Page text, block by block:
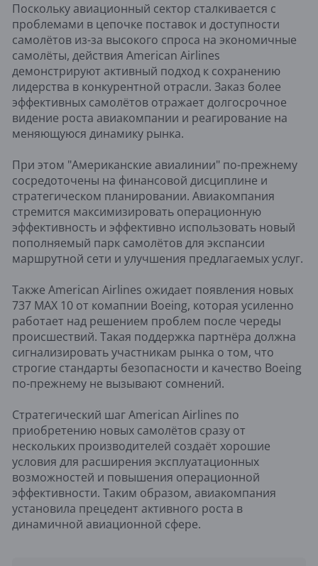
Поскольку авиационный сектор сталкивается с
проблемами в цепочке поставок и доступности
самолётов из-за высокого спроса на экономичные
самолёты, действия American Airlines
демонстрируют активный подход к сохранению
лидерства в конкурентной отрасли. Заказ более
эффективных самолётов отражает долгосрочное
видение роста авиакомпании и реагирование на
меняющуюся динамику рынка.
При этом "Американские авиалинии" по-прежнему
сосредоточены на финансовой дисциплине и
стратегическом планировании. Авиакомпания
стремится максимизировать операционную
эффективность и эффективно использовать новый
пополняемый парк самолётов для экспансии
маршрутной сети и улучшения предлагаемых услуг.
Также American Airlines ожидает появления новых
737 MAX 10 от комапнии Boeing, которая усиленно
работает над решением проблем после череды
происшествий. Такая поддержка партнёра должна
сигнализировать участникам рынка о том, что
строгие стандарты безопасности и качество Boeing
по-прежнему не вызывают сомнений.
Стратегический шаг American Airlines по
приобретению новых самолётов сразу от
нескольких производителей создаёт хорошие
условия для расширения эксплуатационных
возможностей и повышения операционной
эффективности. Таким образом, авиакомпания
установила прецедент активного роста в
динамичной авиационной сфере.